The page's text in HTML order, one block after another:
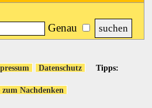
Genau
Datenschutz Tipps:
Nachdenken